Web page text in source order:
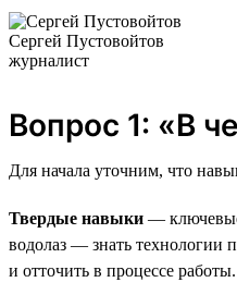
Сергей Пустовойтов
журналист
Вопрос 1: «В
Для начала уточним, что
Твердые навыки — ключевые
водолаз — знать технологии
и отточить в процессе работы.